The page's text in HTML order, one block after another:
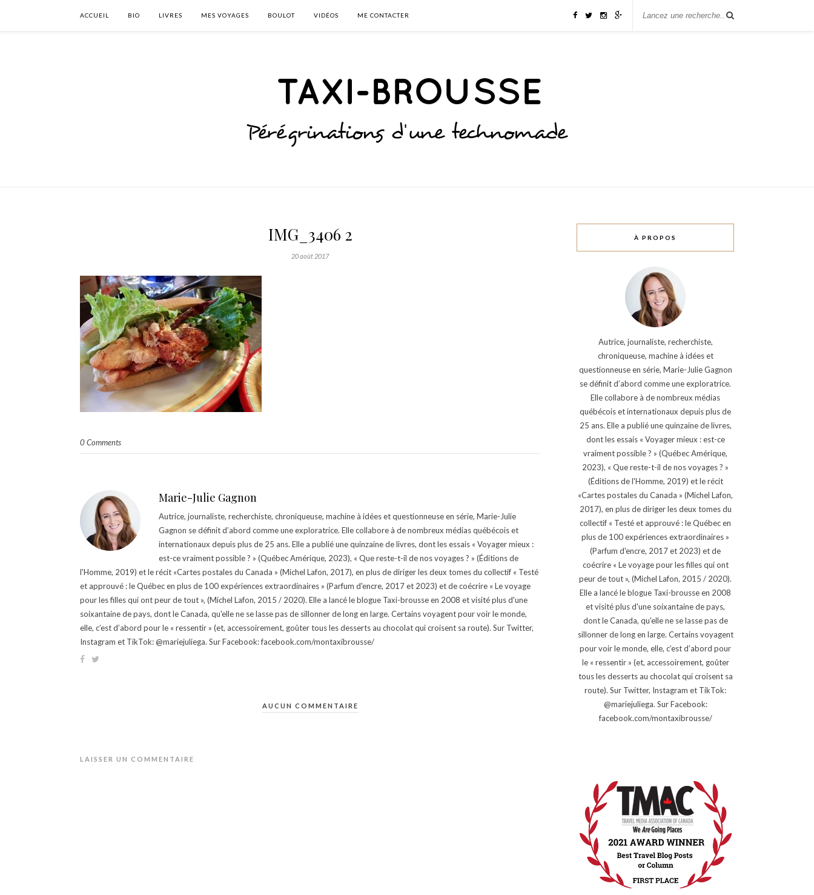
ACCUEIL BIO LIVRES MES VOYAGES BOULOT VIDÉOS ME CONTACTER
IMG_3406 2
20 août 2017
0 Comments
Marie-Julie Gagnon
Autrice, journaliste, recherchiste, chroniqueuse, machine à idées et questionneuse en série, Marie-Julie
Gagnon se définit d’abord comme une exploratrice. Elle collabore à de nombreux médias québécois et
internationaux depuis plus de 25 ans. Elle a publié une quinzaine de livres, dont les essais « Voyager mieux :
est-ce vraiment possible ? » (Québec Amérique, 2023), « Que reste-t-il de nos voyages ? » (Éditions de
l'Homme, 2019) et le récit «Cartes postales du Canada » (Michel Lafon, 2017), en plus de diriger les deux tomes du collectif « Testé
et approuvé : le Québec en plus de 100 expériences extraordinaires » (Parfum d'encre, 2017 et 2023) et de coécrire « Le voyage
pour les filles qui ont peur de tout », (Michel Lafon, 2015 / 2020). Elle a lancé le blogue Taxi-brousse en 2008 et visité plus d'une
soixantaine de pays, dont le Canada, qu'elle ne se lasse pas de sillonner de long en large. Certains voyagent pour voir le monde,
elle, c’est d’abord pour le « ressentir » (et, accessoirement, goûter tous les desserts au chocolat qui croisent sa route). Sur Twitter,
Instagram et TikTok: @mariejuliega. Sur Facebook: facebook.com/montaxibrousse/
AUCUN COMMENTAIRE
LAISSER UN COMMENTAIRE
À PROPOS
Autrice, journaliste, recherchiste,
chroniqueuse, machine à idées et
questionneuse en série, Marie-Julie Gagnon
se définit d’abord comme une exploratrice.
Elle collabore à de nombreux médias
québécois et internationaux depuis plus de
25 ans. Elle a publié une quinzaine de livres,
dont les essais « Voyager mieux : est-ce
vraiment possible ? » (Québec Amérique,
2023), « Que reste-t-il de nos voyages ? »
(Éditions de l'Homme, 2019) et le récit
«Cartes postales du Canada » (Michel Lafon,
2017), en plus de diriger les deux tomes du
collectif « Testé et approuvé : le Québec en
plus de 100 expériences extraordinaires »
(Parfum d'encre, 2017 et 2023) et de
coécrire « Le voyage pour les filles qui ont
peur de tout », (Michel Lafon, 2015 / 2020).
Elle a lancé le blogue Taxi-brousse en 2008
et visité plus d'une soixantaine de pays,
dont le Canada, qu'elle ne se lasse pas de
sillonner de long en large. Certains voyagent
pour voir le monde, elle, c’est d’abord pour
le « ressentir » (et, accessoirement, goûter
tous les desserts au chocolat qui croisent sa
route). Sur Twitter, Instagram et TikTok:
@mariejuliega. Sur Facebook:
facebook.com/montaxibrousse/